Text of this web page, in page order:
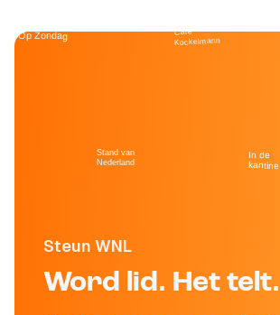
Steun WNL
Word lid. Het telt.
Op Zondag
Stand van
Nederland
Café
Kockelmann
In de
kantine